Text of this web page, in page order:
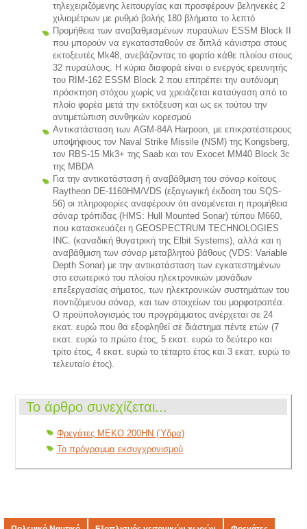
τηλεχειριζόμενης λειτουργίας και προσφέρουν βεληνεκές 2
χιλιομέτρων με ρυθμό βολής 180 βλήματα το λεπτό
Προμήθεια των αναβαθμισμένων πυραύλων ESSM Block II
που μπορούν να εγκατασταθούν σε διπλά κάνιστρα στους
εκτοξευτές Mk48, ανεβάζοντας το φορτίο κάθε πλοίου στους
32 πυραύλους. Η κύρια διαφορά είναι ο ενεργός ερευνητής
του RIM-162 ESSM Block 2 που επιτρέπει την αυτόνομη
πρόσκτηση στόχου χωρίς να χρειάζεται καταύγαση από το
πλοίο φορέα μετά την εκτόξευση και ως εκ τούτου την
αντιμετώπιση συνθηκών κορεσμού
Αντικατάσταση των AGM-84A Harpoon, με επικρατέστερους
υποψήφιους τον Naval Strike Missile (NSM) της Kongsberg,
τον RBS-15 Mk3+ της Saab και τον Exocet MM40 Block 3c
της MBDA
Για την αντικατάσταση ή αναβάθμιση του σόναρ κοίτους
Raytheon DE-1160HM/VDS (εξαγωγική έκδοση του SQS-
56) οι πληροφορίες αναφέρουν ότι αναμένεται η προμήθεια
σόναρ τρόπιδας (HMS: Hull Mounted Sonar) τύπου M660,
που κατασκευάζει η GEOSPECTRUM TECHNOLOGIES
INC. (καναδική θυγατρική της Elbit Systems), αλλά και η
αναβάθμιση των σόναρ μεταβλητού βάθους (VDS: Variable
Depth Sonar) με την αντικατάσταση των εγκατεστημένων
στο εσωτερικό του πλοίου ηλεκτρονικών μονάδων
επεξεργασίας σήματος, των ηλεκτρονικών συστημάτων του
ποντιζόμενου σόναρ, και των στοιχείων του μορφοτροπέα.
Ο προϋπολογισμός του προγράμματος ανέρχεται σε 24
εκατ. ευρώ που θα εξοφληθεί σε διάστημα πέντε ετών (7
εκατ. ευρώ το πρώτο έτος, 5 εκατ. ευρώ το δεύτερο και
τρίτο έτος, 4 εκατ. ευρώ το τέταρτο έτος και 3 εκατ. ευρώ το
τελευταίο έτος).
Το άρθρο συνεχίζεται...
Φρεγάτες MEKO 200HN (Ύδρα)
Το πρόγραμμα εκσυγχρονισμού